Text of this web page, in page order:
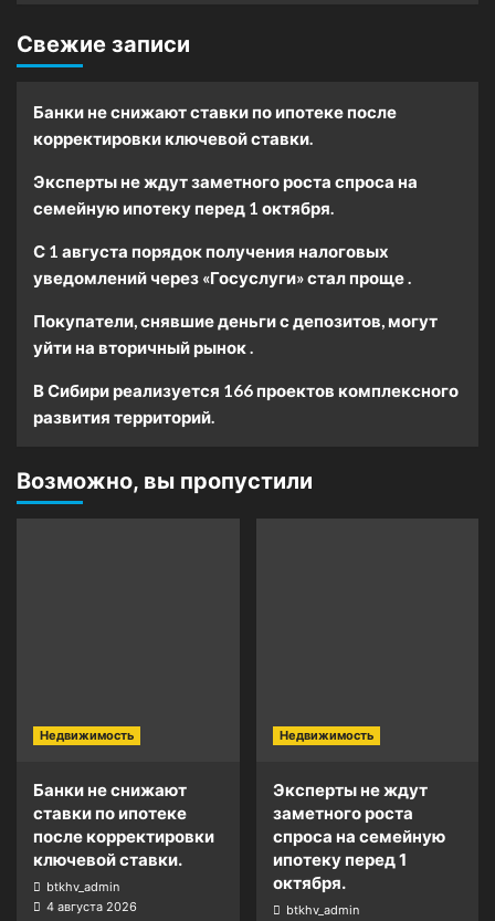
Свежие записи
Банки не снижают ставки по ипотеке после
корректировки ключевой ставки.
Эксперты не ждут заметного роста спроса на
семейную ипотеку перед 1 октября.
С 1 августа порядок получения налоговых
уведомлений через «Госуслуги» стал проще .
Покупатели, снявшие деньги с депозитов, могут
уйти на вторичный рынок .
В Сибири реализуется 166 проектов комплексного
развития территорий.
Возможно, вы пропустили
Недвижимость
Банки не снижают
ставки по ипотеке
после корректировки
ключевой ставки.
btkhv_admin
4 августа 2026
Недвижимость
Эксперты не ждут
заметного роста
спроса на семейную
ипотеку перед 1
октября.
btkhv_admin